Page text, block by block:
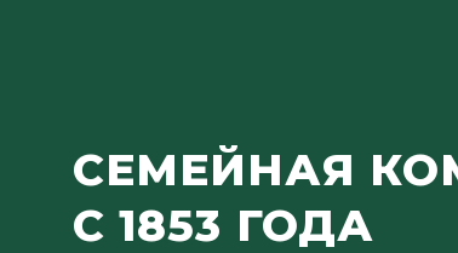
СЕМЕЙНАЯ
С 1853 ГОДА